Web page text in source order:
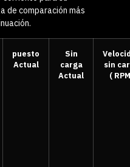
de comparación más
puesto
Actual
Sin
carga
Actual
sin
(